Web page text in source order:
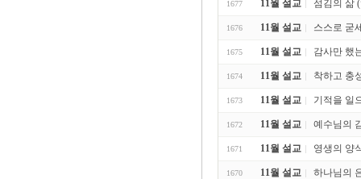
1677 11월 설교 섬김의 삶
1676 11월 설교 스스로 굳
1675 11월 설교 감사만 했
1674 11월 설교 착하고 충
1673 11월 설교 기적을 일
1672 11월 설교 예수님의
1671 11월 설교 영생의 양
1670 11월 설교 하나님의